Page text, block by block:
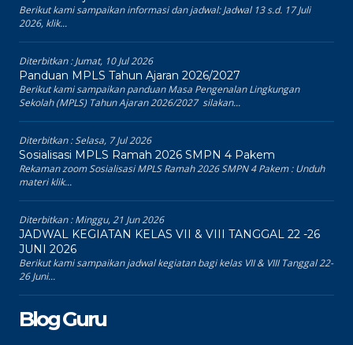
Berikut kami sampaikan informasi dan jadwal: Jadwal 13 s.d. 17 Juli
2026, klik...
Diterbitkan :Jumat, 10 Jul 2026
Panduan MPLS Tahun Ajaran 2026/2027
Berikut kami sampaikan panduan Masa Pengenalan Lingkungan
Sekolah (MPLS) Tahun Ajaran 2026/2027 silakan...
Diterbitkan :Selasa, 7 Jul 2026
Sosialisasi MPLS Ramah 2026 SMPN 4 Pakem
Rekaman zoom Sosialisasi MPLS Ramah 2026 SMPN 4 Pakem : Unduh
materi klik...
Diterbitkan :Minggu, 21 Jun 2026
JADWAL KEGIATAN KELAS VII & VIII TANGGAL 22 -26
JUNI 2026
Berikut kami sampaikan jadwal kegiatan bagi kelas VII & VIII Tanggal 22-
26 Juni...
Blog Guru